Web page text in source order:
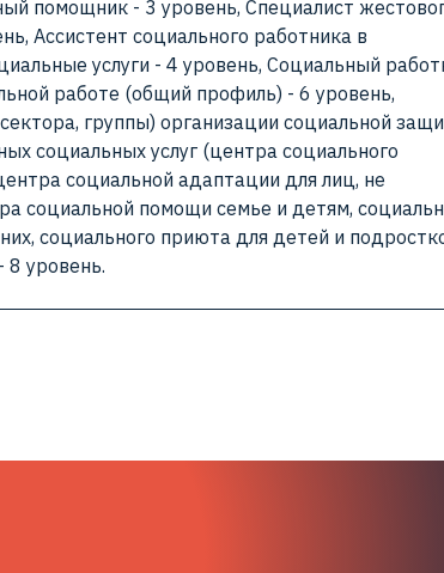
помощник - 3 уровень, Специалист
Ассистент социального работника в
услуги - 4 уровень, Социальный
работе (общий профиль) - 6 уровень,
группы) организации социальной
социальных услуг (центра социального
социальной адаптации для лиц, не
социальной помощи семье и детям,
социального приюта для детей и
уровень.